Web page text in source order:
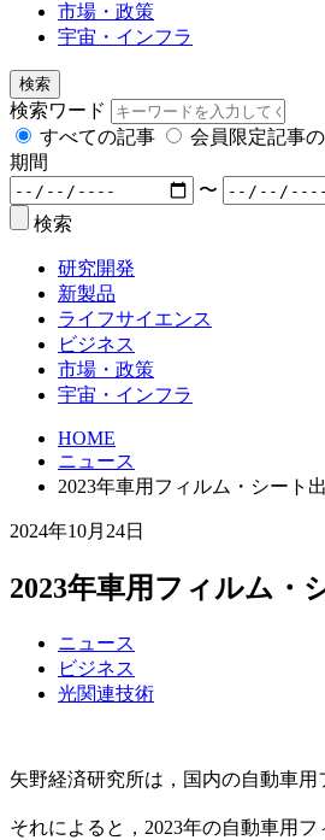
市場・政策
宇宙・インフラ
検索
検索ワード
すべての記事
会員限定記事
期間
〜
検索
研究開発
新製品
ライフサイエンス
ビジネス
市場・政策
宇宙・インフラ
HOME
ニュース
2023年車用フィルム・シート
2024年10月24日
2023年車用フィルム・
ニュース
ビジネス
光関連技術
矢野経済研究所は，国内の自動車
それによると，2023年の自動車用